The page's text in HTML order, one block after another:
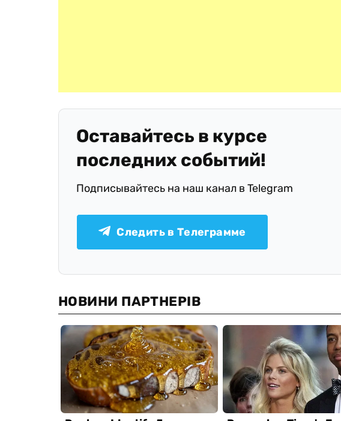
Оставайтесь в курсе
последних событий!
Подписывайтесь на наш канал в Telegram
Следить в Телеграмме